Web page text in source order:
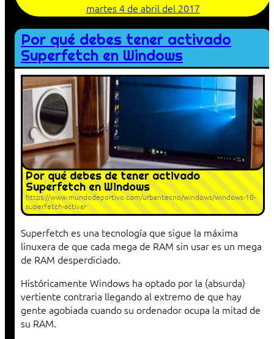
martes 4 de abril del 2017
Por qué debes tener activado
Superfetch en Windows
Por qué debes de tener activado
Superfetch en Windows
https://www.mundodeportivo.com/urbantecno/windows/windows-10-
superfetch-activar
Superfetch es una tecnología que sigue la máxima
linuxera de que cada mega de RAM sin usar es un mega
de RAM desperdiciado.
Históricamente Windows ha optado por la (absurda)
vertiente contraria llegando al extremo de que hay
gente agobiada cuando su ordenador ocupa la mitad de
su RAM.